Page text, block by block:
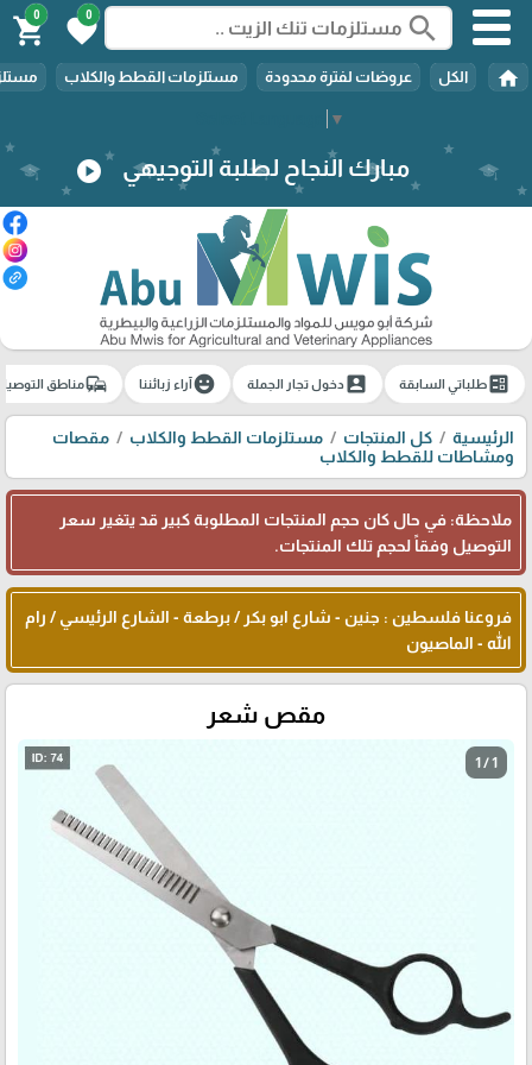
▼
search
0
favorite
0
shopping_cart
home الكل عروضات لفترة محدودة مستلزمات القطط والكلاب
مبارك النجاح لطلبة التوجيهي play_circle
ballotطلباتي السابقة account_boxدخول تجار الجملة emoji_emotionsآراء زبائننا commuteمناطق
الرئيسية كل المنتجات مستلزمات القطط والكلاب
مقصات
ومشاطات للقطط والكلاب
ملاحظة: في حال كان حجم المنتجات المطلوبة كبير قد يتغير سعر
التوصيل وفقاً لحجم تلك المنتجات.
فروعنا فلسطين : جنين - شارع ابو بكر / برطعة - الشارع الرئيسي / رام
الله - الماصيون
مقص شعر
1 / 1